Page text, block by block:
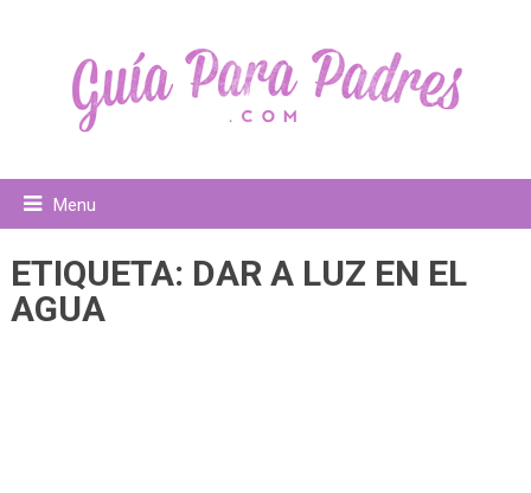
Menu
ETIQUETA: DAR A LUZ EN EL
AGUA